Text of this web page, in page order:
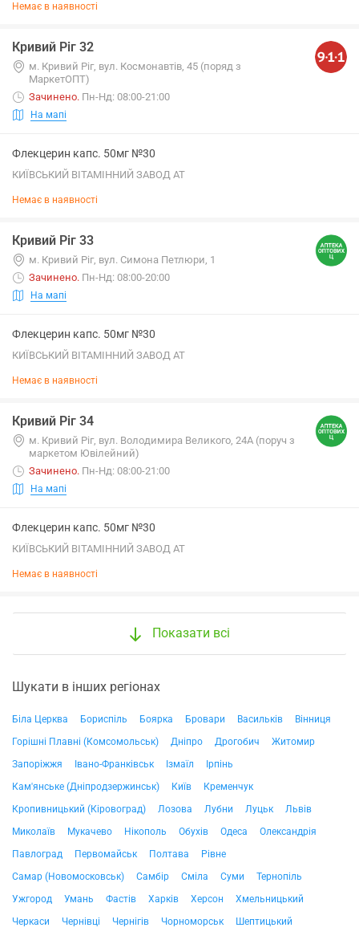
Немає в наявності
Кривий Ріг 32
м. Кривий Ріг, вул. Космонавтів, 45 (поряд з
МаркетОПТ)
Зачинено. Пн-Нд: 08:00-21:00
На мапі
Флекцерин капс. 50мг №30
КИЇВСЬКИЙ ВІТАМІННИЙ ЗАВОД АТ
Немає в наявності
Кривий Ріг 33
м. Кривий Ріг, вул. Симона Петлюри, 1
Зачинено. Пн-Нд: 08:00-20:00
На мапі
Флекцерин капс. 50мг №30
КИЇВСЬКИЙ ВІТАМІННИЙ ЗАВОД АТ
Немає в наявності
Кривий Ріг 34
м. Кривий Ріг, вул. Володимира Великого, 24А (поруч з
маркетом Ювілейний)
Зачинено. Пн-Нд: 08:00-21:00
На мапі
Флекцерин капс. 50мг №30
КИЇВСЬКИЙ ВІТАМІННИЙ ЗАВОД АТ
Немає в наявності
Показати всі
Шукати в інших регіонах
Біла Церква Бориспіль Боярка Бровари Васильків
Вінниця
Горішні Плавні (Комсомольськ)
Дніпро Дрогобич
Житомир
Запоріжжя
Івано-Франківськ Ізмаїл
Ірпінь
Кам'янське (Дніпродзержинськ)
Київ
Кременчук
Кропивницький (Кіровоград)
Лозова Лубни Луцьк
Львів
Миколаїв
Мукачево Нікополь Обухів Одеса
Олександрія
Павлоград
Первомайськ Полтава
Рівне
Самар (Новомосковськ)
Самбір Сміла Суми
Тернопіль
Ужгород
Умань Фастів Харків Херсон
Хмельницький
Черкаси
Чернівці Чернігів Чорноморськ Шептицький